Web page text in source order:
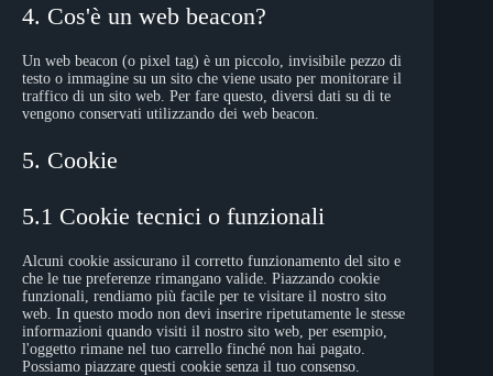
4. Cos'è un web beacon?
Un web beacon (o pixel tag) è un piccolo, invisibile pezzo di
testo o immagine su un sito che viene usato per monitorare il
traffico di un sito web. Per fare questo, diversi dati su di te
vengono conservati utilizzando dei web beacon.
5. Cookie
5.1 Cookie tecnici o funzionali
Alcuni cookie assicurano il corretto funzionamento del sito e
che le tue preferenze rimangano valide. Piazzando cookie
funzionali, rendiamo più facile per te visitare il nostro sito
web. In questo modo non devi inserire ripetutamente le stesse
informazioni quando visiti il nostro sito web, per esempio,
l'oggetto rimane nel tuo carrello finché non hai pagato.
Possiamo piazzare questi cookie senza il tuo consenso.